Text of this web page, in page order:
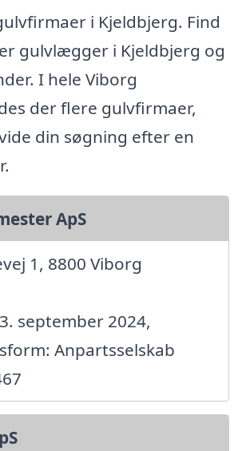
i Kjeldbjerg. Find
gulvlægger i Kjeldbjerg og
I hele Viborg
der flere gulvfirmaer,
din søgning efter en
ApS
1, 8800 Viborg
september 2024,
Anpartsselskab